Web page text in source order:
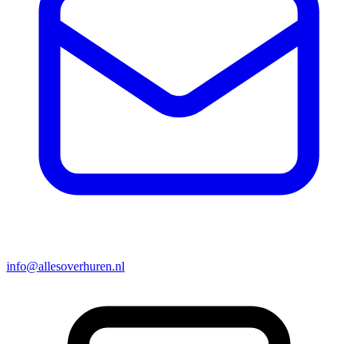
info@allesoverhuren.nl